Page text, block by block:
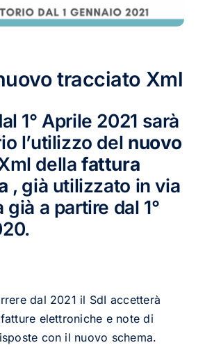
tracciato Xml
1° Aprile 2021 sarà
l’utilizzo del nuovo
dellafattura
, già utilizzato in via
a partire dal 1°
dal 2021 il SdI accetterà
elettroniche e note di
con il nuovo schema.